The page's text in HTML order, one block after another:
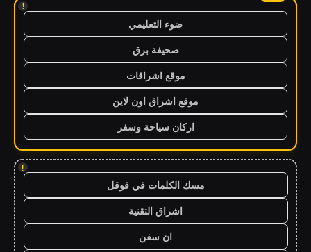
!
ضوء التعليمي
صحيفة برق
موقع اشراقات
موقع اشراق اون لاين
اركان سياحة وسفر
!
مسك الكلمات في قوقل
اشراق التقنية
ان سفن